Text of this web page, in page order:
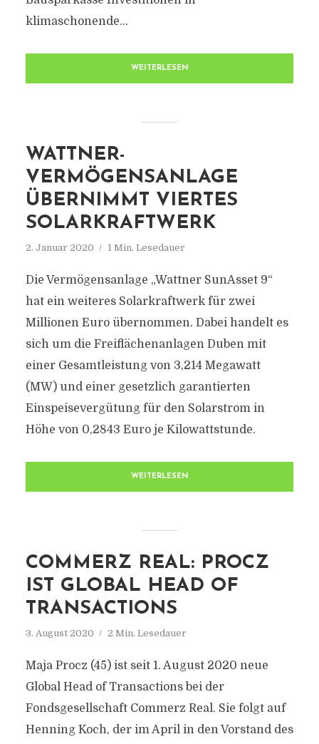
klimaschonende...
WEITERLESEN
WATTNER-
VERMÖGENSANLAGE
ÜBERNIMMT VIERTES
SOLARKRAFTWERK
2. Januar 2020 1 Min. Lesedauer
Die Vermögensanlage „Wattner SunAsset 9“
hat ein weiteres Solarkraftwerk für zwei
Millionen Euro übernommen. Dabei handelt es
sich um die Freiflächenanlagen Duben mit
einer Gesamtleistung von 3,214 Megawatt
(MW) und einer gesetzlich garantierten
Einspeisevergütung für den Solarstrom in
Höhe von 0,2843 Euro je Kilowattstunde.
WEITERLESEN
COMMERZ REAL: PROCZ
IST GLOBAL HEAD OF
TRANSACTIONS
3. August 2020 2 Min. Lesedauer
Maja Procz (45) ist seit 1. August 2020 neue
Global Head of Transactions bei der
Fondsgesellschaft Commerz Real. Sie folgt auf
Henning Koch, der im April in den Vorstand des